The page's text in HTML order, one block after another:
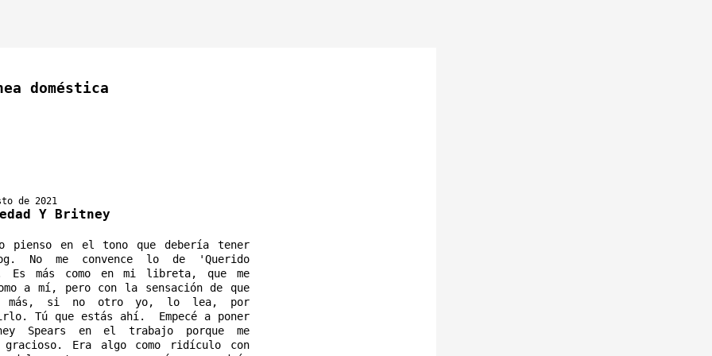
doméstica
de 2021
Y Britney
pienso en el tono que debería tener
No me convence lo de 'Querido
más como en mi libreta, que me
a mí, pero con la sensación de que
más, si no otro yo, lo lea, por
Tú que estás ahí.  Empecé a poner
Spears en el trabajo porque me
gracioso. Era algo como ridículo con